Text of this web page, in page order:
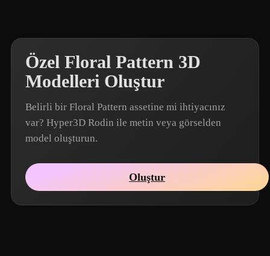
Özel Floral Pattern 3D
Modelleri Oluştur
Belirli bir Floral Pattern assetine mi ihtiyacınız
var? Hyper3D Rodin ile metin veya görselden
model oluşturun.
Oluştur